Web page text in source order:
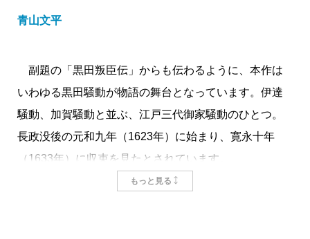
青山文平
副題の「黒田叛臣伝」からも伝わるように、本作は
いわゆる黒田騒動が物語の舞台となっています。伊達
騒動、加賀騒動と並ぶ、江戸三代御家騒動のひとつ。
長政没後の元和九年（1623年）に始まり、寛永十年
（1633年）に収束を見たとされています。
私はいちおう時代小説の書き手とされていますが、
もっと見る